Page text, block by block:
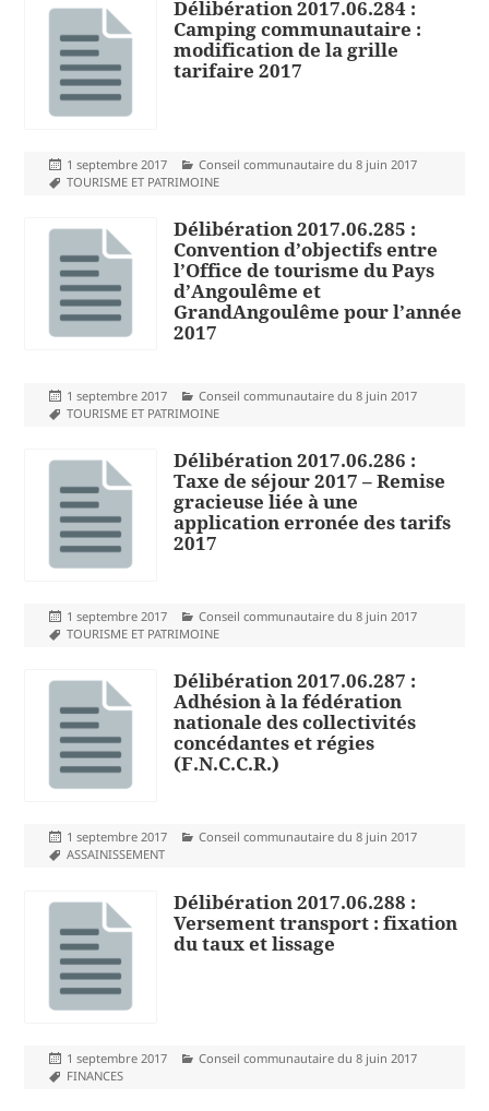
Délibération 2017.06.284 :
Camping communautaire :
modification de la grille
tarifaire 2017
Publié
le
1 septembre 2017 Catégories
Conseil communautaire du 8 juin 2017
Mots-
TOURISME ET PATRIMOINE
Délibération 2017.06.285 :
Convention d’objectifs entre
l’Office de tourisme du Pays
d’Angoulême et
GrandAngoulême pour l’année
2017
Publié
le
1 septembre 2017 Catégories
Conseil communautaire du 8 juin 2017
Mots-
TOURISME ET PATRIMOINE
Délibération 2017.06.286 :
Taxe de séjour 2017 – Remise
gracieuse liée à une
application erronée des tarifs
2017
Publié
le
1 septembre 2017 Catégories
Conseil communautaire du 8 juin 2017
Mots-
TOURISME ET PATRIMOINE
Délibération 2017.06.287 :
Adhésion à la fédération
nationale des collectivités
concédantes et régies
(F.N.C.C.R.)
Publié
le
1 septembre 2017 Catégories
Conseil communautaire du 8 juin 2017
Mots-
ASSAINISSEMENT
Délibération 2017.06.288 :
Versement transport : fixation
du taux et lissage
Publié
le
1 septembre 2017 Catégories
Conseil communautaire du 8 juin 2017
Mots-
FINANCES